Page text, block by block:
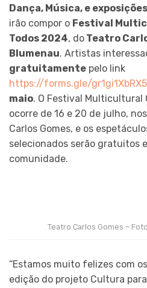
Dança, Música, e
irão compor o Festival
Todos 2024, do Teatro
Blumenau. Artistas
gratuitamente pelo link
https://forms.gle/
maio. O Festival Multicultural
ocorre de 16 e 20 de julho,
Carlos Gomes, e os
selecionados serão gratuitos
comunidade.
Teatro Carlos Gomes –
“Estamos muito felizes com
edição do projeto Cultura